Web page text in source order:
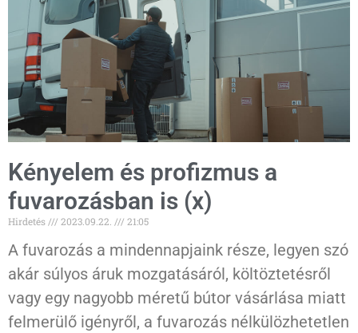
Kényelem és profizmus a
fuvarozásban is (x)
Hirdetés 2023.09.22. 21:05
A fuvarozás a mindennapjaink része, legyen szó
akár súlyos áruk mozgatásáról, költöztetésről
vagy egy nagyobb méretű bútor vásárlása miatt
felmerülő igényről, a fuvarozás nélkülözhetetlen